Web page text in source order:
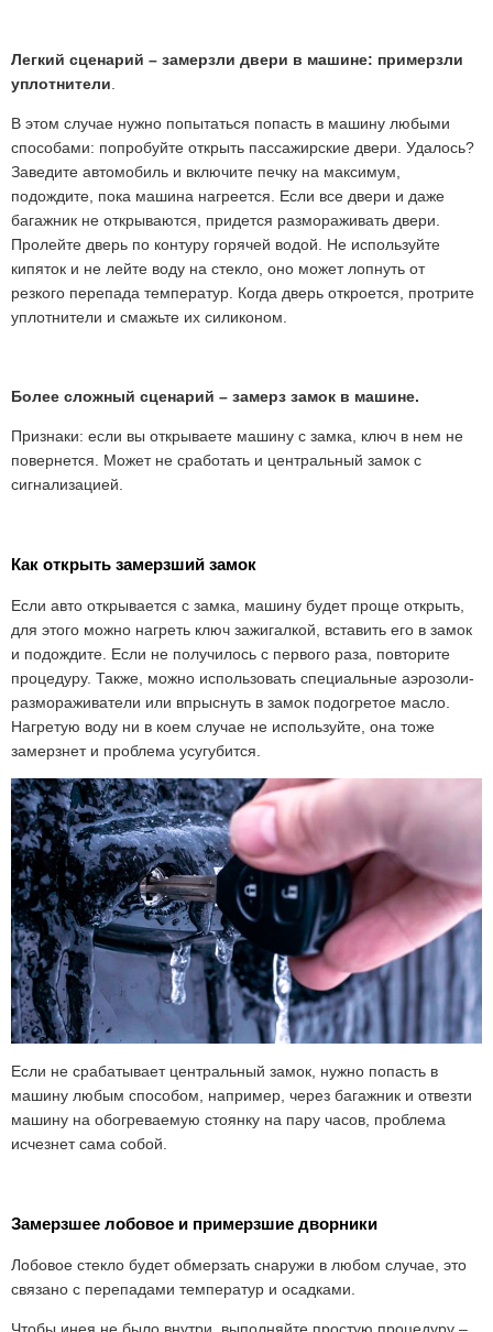
Легкий сценарий – замерзли двери в машине: примерзли
уплотнители
В этом случае нужно попытаться попасть в машину любыми
способами: попробуйте открыть пассажирские двери. Удалось?
Заведите автомобиль и включите печку на максимум,
подождите, пока машина нагреется. Если все двери и даже
багажник не открываются, придется размораживать двери.
Пролейте дверь по контуру горячей водой. Не используйте
кипяток и не лейте воду на стекло, оно может лопнуть от
резкого перепада температур. Когда дверь откроется, протрите
уплотнители и смажьте их силиконом.
Более сложный сценарий – замерз замок в машине.
Признаки: если вы открываете машину с замка, ключ в нем не
повернется. Может не сработать и центральный замок с
сигнализацией.
Как открыть замерзший замок
Если авто открывается с замка, машину будет проще открыть,
для этого можно нагреть ключ зажигалкой, вставить его в замок
и подождите. Если не получилось с первого раза, повторите
процедуру. Также, можно использовать специальные аэрозоли-
размораживатели или впрыснуть в замок подогретое масло.
Нагретую воду ни в коем случае не используйте, она тоже
замерзнет и проблема усугубится.
Если не срабатывает центральный замок, нужно попасть в
машину любым способом, например, через багажник и отвезти
машину на обогреваемую стоянку на пару часов, проблема
исчезнет сама собой.
Замерзшее лобовое и примерзшие дворники
Лобовое стекло будет обмерзать снаружи в любом случае, это
связано с перепадами температур и осадками.
Чтобы инея не было внутри, выполняйте простую процедуру –